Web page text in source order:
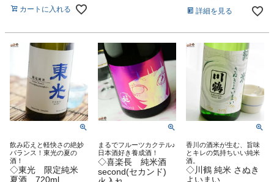
カートに入れる 詳細を見る
飲み応えと軽快さの絶妙
バランス！東光の夏の
酒！
◇東光 限定純米
夏酒 720ml
まるでフルーツカクテル♪
日本酒好き養成酒！
◇喜楽長 純米酒
second(セカンド)
香川の酒米が生む、旨味
とキレの気持ちいい純米
酒。
◇川鶴 純米 さぬき
よいまい